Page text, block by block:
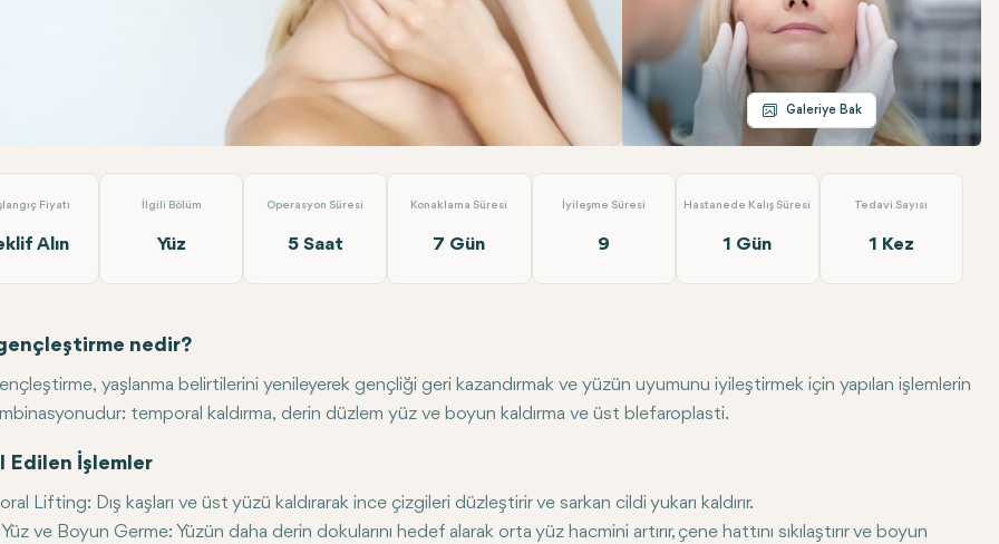
Galeriye Bak
Fiyatı
Alın
İlgili Bölüm
Yüz
Operasyon Süresi
5 Saat
Konaklama Süresi
7 Gün
İyileşme Süresi
9
Hastanede Kalış Süresi
1 Gün
Tedavi Sayısı
1 Kez
nedir?
yaşlanma belirtilerini yenileyerek gençliği geri kazandırmak ve yüzün uyumunu iyileştirmek için yapılan işlemlerin
temporal kaldırma, derin düzlem yüz ve boyun kaldırma ve üst blefaroplasti.
Edilen İşlemler
Lifting: Dış kaşları ve üst yüzü kaldırarak ince çizgileri düzleştirir ve sarkan cildi yukarı kaldırır.
Yüz ve Boyun Germe: Yüzün daha derin dokularını hedef alarak orta yüz hacmini artırır, çene hattını sıkılaştırır ve boyun